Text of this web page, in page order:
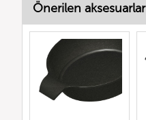
Önerilen aksesuarlar